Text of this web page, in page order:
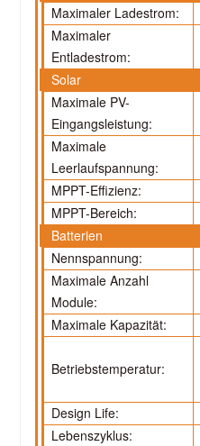
Maximaler Ladestrom:
Maximaler
Entladestrom:
Solar
Maximale PV-
Eingangsleistung:
Maximale
Leerlaufspannung:
MPPT-Effizienz:
MPPT-Bereich:
Batterien
Nennspannung:
Maximale Anzahl
Module:
Maximale Kapazität:
Betriebstemperatur:
Design Life:
Lebenszyklus: